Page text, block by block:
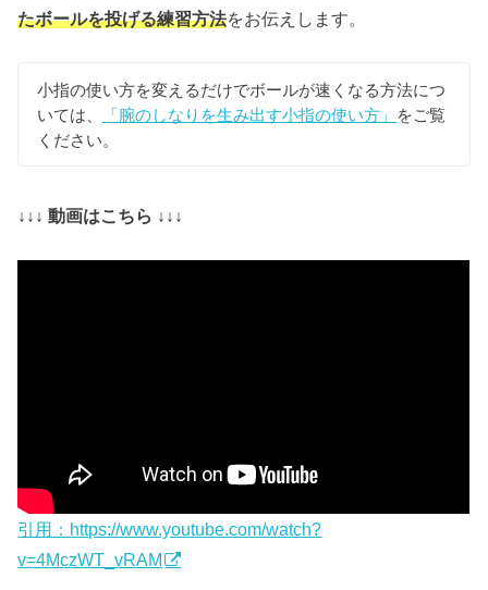
たボールを投げる練習方法をお伝えします。
小指の使い方を変えるだけでボールが速くなる方法につ
いては、
「腕のしなりを生み出す小指の使い方」
をご覧
ください。
↓↓↓ 動画はこちら ↓↓↓
引用：https://www.youtube.com/watch?
v=4MczWT_vRAM